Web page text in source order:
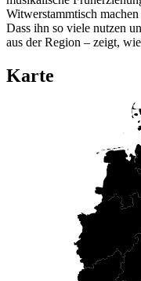
Witwerstammtisch
Dass ihn so viele nutzen
aus der Region – zeigt,
Karte